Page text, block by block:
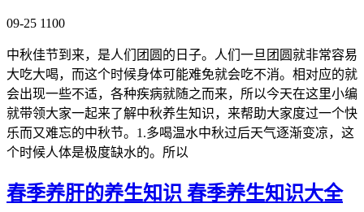
09-25 1100
中秋佳节到来，是人们团圆的日子。人们一旦团圆就非常容易
大吃大喝，而这个时候身体可能难免就会吃不消。相对应的就
会出现一些不适，各种疾病就随之而来，所以今天在这里小编
就带领大家一起来了解中秋养生知识，来帮助大家度过一个快
乐而又难忘的中秋节。1.多喝温水中秋过后天气逐渐变凉，这
个时候人体是极度缺水的。所以
春季养肝的养生知识 春季养生知识大全